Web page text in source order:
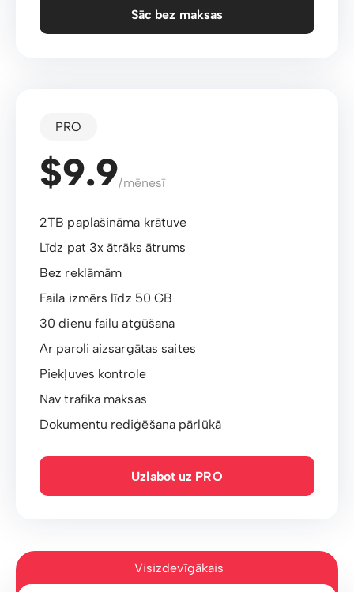
Sāc bez maksas
PRO
$9.9/mēnesī
2TB paplašināma krātuve
Līdz pat 3x ātrāks ātrums
Bez reklāmām
Faila izmērs līdz 50 GB
30 dienu failu atgūšana
Ar paroli aizsargātas saites
Piekļuves kontrole
Nav trafika maksas
Dokumentu rediģēšana pārlūkā
Uzlabot uz PRO
Visizdevīgākais